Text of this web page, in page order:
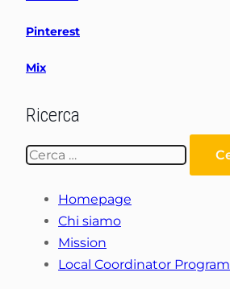
Pinterest
Mix
Ricerca
Ricerca
per:
Homepage
Chi siamo
Mission
Local Coordinator Program